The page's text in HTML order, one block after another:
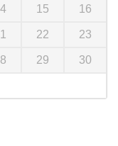
15 16
22 23
29 30